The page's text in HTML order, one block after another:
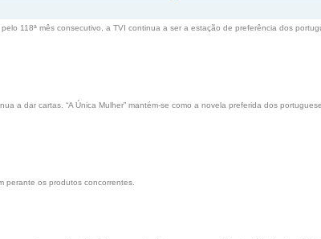
118ª mês consecutivo, a TVI continua a ser a estação de preferência dos
a dar cartas. “A Única Mulher” mantém-se como a novela preferida dos
perante os produtos concorrentes.